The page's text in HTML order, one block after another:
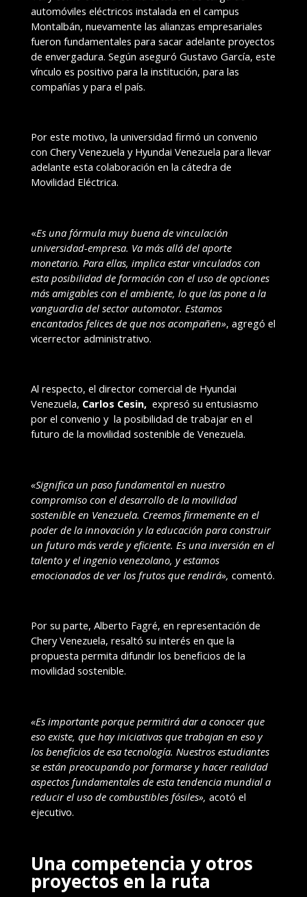
automóviles eléctricos instalada en el campus
Montalbán, nuevamente las alianzas empresariales
fueron fundamentales para sacar adelante proyectos
de envergadura. Según aseguró Gustavo García, este
vínculo es positivo para la institución, para las
compañías y para el país.
Por este motivo, la universidad firmó un convenio
con Chery Venezuela y Hyundai Venezuela para llevar
adelante esta colaboración en la cátedra de
Movilidad Eléctrica.
«Es una fórmula muy buena de vinculación
universidad-empresa. Va más allá del aporte
monetario. Para ellas, implica estar vinculados con
esta posibilidad de formación con el uso de opciones
más amigables con el ambiente, lo que las pone a la
vanguardia del sector automotor. Estamos
encantados felices de que nos acompañen», agregó el
vicerrector administrativo.
Al respecto, el director comercial de Hyundai
Venezuela, Carlos Cesin,expresó su entusiasmo
por el convenio y la posibilidad de trabajar en el
futuro de la movilidad sostenible de Venezuela.
«Significa un paso fundamental en nuestro
compromiso con el desarrollo de la movilidad
sostenible en Venezuela. Creemos firmemente en el
poder de la innovación y la educación para construir
un futuro más verde y eficiente. Es una inversión en el
talento y el ingenio venezolano, y estamos
emocionados de ver los frutos que rendirá», comentó.
Por su parte, Alberto Fagré, en representación de
Chery Venezuela, resaltó su interés en que la
propuesta permita difundir los beneficios de la
movilidad sostenible.
«Es importante porque permitirá dar a conocer que
eso existe, que hay iniciativas que trabajan en eso y
los beneficios de esa tecnología. Nuestros estudiantes
se están preocupando por formarse y hacer realidad
aspectos fundamentales de esta tendencia mundial a
reducir el uso de combustibles fósiles», acotó el
ejecutivo.
Una competencia y otros
proyectos en la ruta